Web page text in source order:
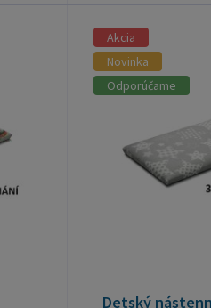
Akcia
Novinka
Odporúčame
Detský